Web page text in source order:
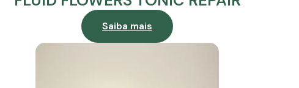
Saiba mais